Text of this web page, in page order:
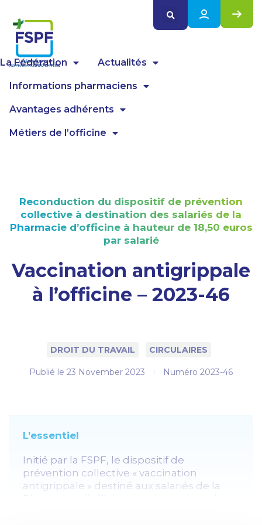
La Fédération Actualités
Informations pharmaciens
Avantages adhérents
Métiers de l’officine
Reconduction du dispositif de prévention
collective à destination des salariés de la
Pharmacie d’officine à hauteur de 18,50 euros
par salarié
Vaccination antigrippale
à l’officine – 2023-46
DROIT DU TRAVAIL CIRCULAIRES
Publié le 23 November 2023 Numéro 2023-46
L’essentiel
Initié par la FSPF, le dispositif de
prévention collective « vaccination
antigrippale » destiné aux salariés de la